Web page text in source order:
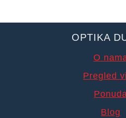
OPTIKA
O
Pregled
Blog